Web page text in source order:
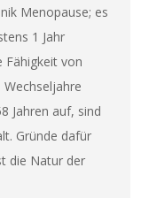
Menopause; es
1 Jahr
Fähigkeit von
Jahren auf, sind
Gründe dafür
die Natur der